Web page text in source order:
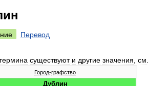
Перевод
существуют и другие значения см
Город-графство
Дублин